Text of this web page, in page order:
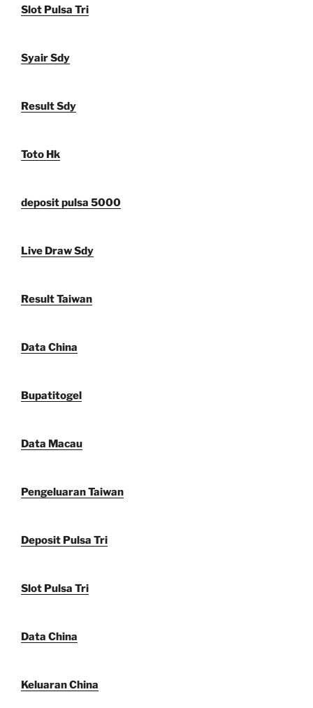
Slot Pulsa Tri
Syair Sdy
Result Sdy
Toto Hk
deposit pulsa 5000
Live Draw Sdy
Result Taiwan
Data China
Bupatitogel
Data Macau
Pengeluaran Taiwan
Deposit Pulsa Tri
Slot Pulsa Tri
Data China
Keluaran China